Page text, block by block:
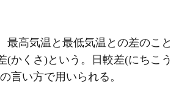
最高気温と最低気温との差のこと
(かくさ)という。日較差(にちこう
言い方で用いられる。